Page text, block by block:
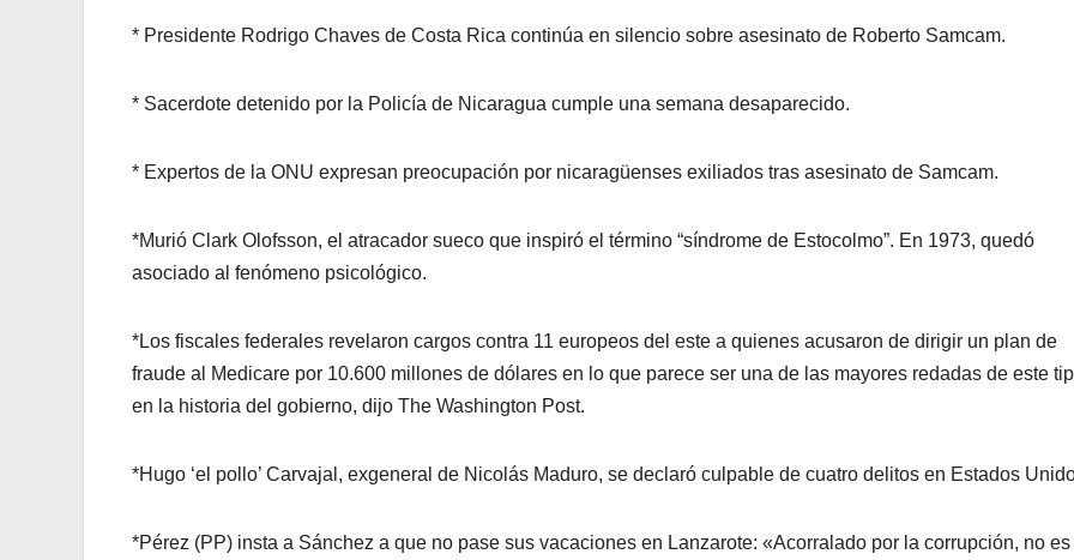
* Presidente Rodrigo Chaves de Costa Rica continúa en silencio sobre asesinato de Roberto Samcam.
* Sacerdote detenido por la Policía de Nicaragua cumple una semana desaparecido.
* Expertos de la ONU expresan preocupación por nicaragüenses exiliados tras asesinato de Samcam.
*Murió Clark Olofsson, el atracador sueco que inspiró el término “síndrome de Estocolmo”. En 1973, quedó
asociado al fenómeno psicológico.
*Los fiscales federales revelaron cargos contra 11 europeos del este a quienes acusaron de dirigir un plan de
fraude al Medicare por 10.600 millones de dólares en lo que parece ser una de las mayores redadas de este
en la historia del gobierno, dijo The Washington Post.
*Hugo ‘el pollo’ Carvajal, exgeneral de Nicolás Maduro, se declaró culpable de cuatro delitos en Estados
*Pérez (PP) insta a Sánchez a que no pase sus vacaciones en Lanzarote: «Acorralado por la corrupción, no es